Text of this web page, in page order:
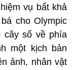
vụ bất khả
cho Olympic
cây số về phía
một kịch bản
ảnh, nhân vật